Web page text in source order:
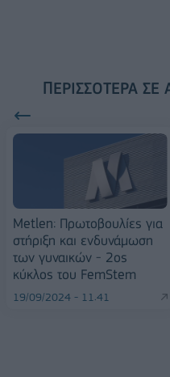
ΠΕΡΙΣΣΌΤΕΡΑ ΣΕ
Metlen: Πρωτοβουλίες για
στήριξη και ενδυνάμωση
των γυναικών - 2ος
κύκλος του FemStem
19/09/2024 - 11:41